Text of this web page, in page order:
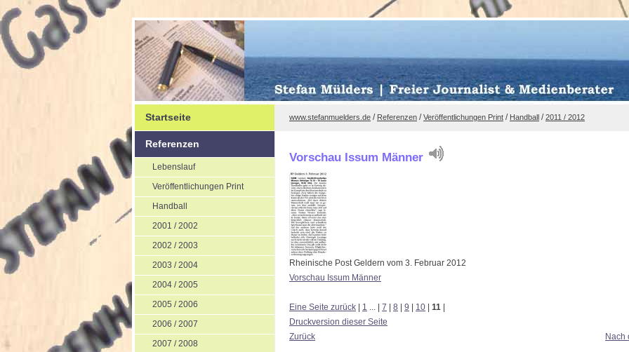
Startseite
Referenzen
Lebenslauf
Veröffentlichungen Print
Handball
2001 / 2002
2002 / 2003
2003 / 2004
2004 / 2005
2005 / 2006
2006 / 2007
2007 / 2008
www.stefanmuelders.de / Referenzen /Veröffentlichungen Print / Handball /2011 / 2012
Vorschau Issum Männer
Rheinische Post Geldern vom 3. Februar 2012
Vorschau Issum Männer
Eine Seite zurück 1 ... 7 8 9 10 11
Druckversion dieser Seite
Zurück
Nach